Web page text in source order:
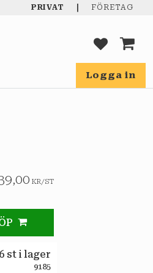
PRIVAT FÖRETAG
Logga in
KR/ST
6 st i lager
9185